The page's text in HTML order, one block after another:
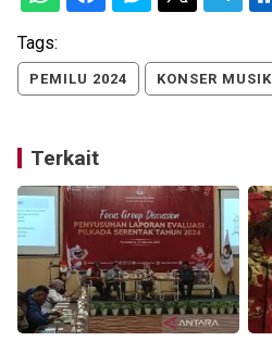
Tags:
PEMILU 2024 KONSER MUSIK
Terkait